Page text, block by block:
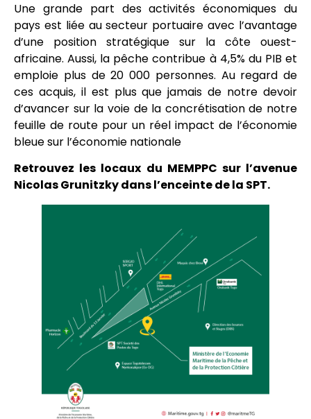
Une grande part des activités économiques du
pays est liée au secteur portuaire avec l’avantage
d’une position stratégique sur la côte ouest-
africaine. Aussi, la pêche contribue à 4,5% du PIB et
emploie plus de 20 000 personnes. Au regard de
ces acquis, il est plus que jamais de notre devoir
d’avancer sur la voie de la concrétisation de notre
feuille de route pour un réel impact de l’économie
bleue sur l’économie nationale
Retrouvez les locaux du MEMPPC sur l’avenue
Nicolas Grunitzky dans l’enceinte de la SPT.